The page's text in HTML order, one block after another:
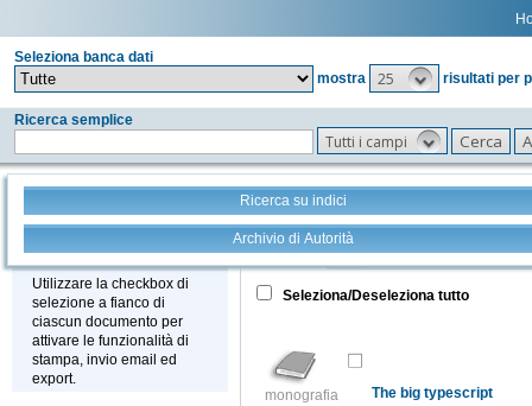
Seleziona banca dati
mostra
25 risultati per
Ricerca semplice
Tutti i campi
Ricerca su indici
Archivio di Autorità
Stampa - Email - Export
Utilizzare la checkbox di
selezione a fianco di
ciascun documento per
attivare le funzionalità di
stampa, invio email ed
export.
Tutto +
Seleziona/Deseleziona tutto
monografia The big typescript